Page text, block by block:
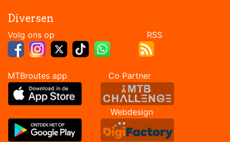
Diversen
Volg ons op RSS
MTBroutes app Co Partner
Webdesign